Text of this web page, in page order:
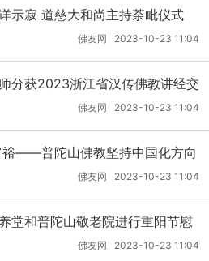
示寂 道慈大和尚主持荼毗仪式
佛友网 2023-10-23 11:04
分获2023浙江省汉传佛教讲经交
佛友网 2023-10-23 11:04
裕——普陀山佛教坚持中国化方向
佛友网 2023-10-23 11:04
堂和普陀山敬老院进行重阳节慰
佛友网 2023-10-23 11:04